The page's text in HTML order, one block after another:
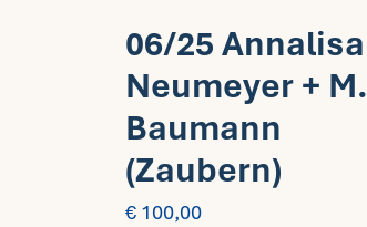
06/25 Annalisa
Neumeyer + M.
Baumann
(Zaubern)
€ 100,00